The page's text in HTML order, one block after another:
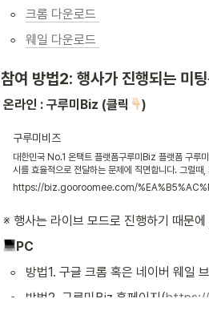
◦ 크롬 다운로드
◦ 웨일 다운로드
참여 방법2: 행사가 진행되는 미
온라인 : 구루미Biz (클릭 )
구루미비즈
대한민국 No.1 온택트 플랫폼구루미Biz 플랫폼 구
시를 효율적으로 전달하는 문제에 직면합니다. 그럴
저등의 사내 시스템과 쉽게 연동되어 직원, 고객을 연
https://biz.gooroomee.com/
※ 행사는 라이브 모드로 진행하기 때문에
PC
◦ 방법1. 구글 크롬 혹은 네이버 웨일
◦ 방법2. 구루미Biz 홈페이지(https://